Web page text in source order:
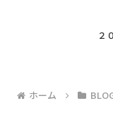
２
ホーム